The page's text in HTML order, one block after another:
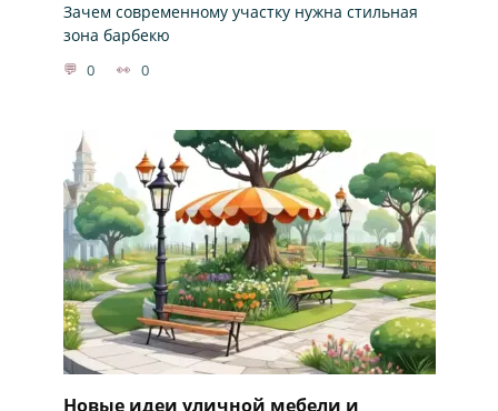
Зачем современному участку нужна стильная
зона барбекю
0 0
Новые идеи уличной мебели и